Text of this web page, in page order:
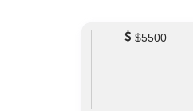
$5500